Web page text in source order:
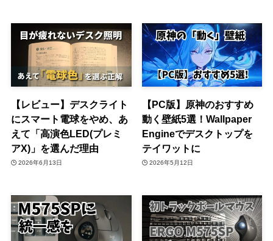
【レビュー】デスクライト
にスマート電球をやめ、あ
えて「高演色LED(プレミ
アX)」を選んだ理由
2026年6月13日
【PC版】原神のおすすめ
動く壁紙5選！Wallpaper
Engineでデスクトップを
テイワットに
2026年5月12日